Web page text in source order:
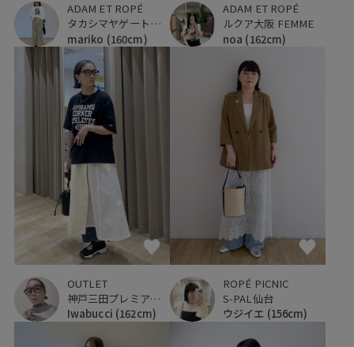
ADAM ET ROPÉ
タカシマヤゲートタワーモール
mariko (160cm)
ADAM ET ROPÉ
ルクア大阪 FEMME
noa (162cm)
OUTLET
神戸三田プレミアム・アウトレット
Iwabucci (162cm)
ROPÉ PICNIC
S-PAL仙台
ウジイエ (156cm)